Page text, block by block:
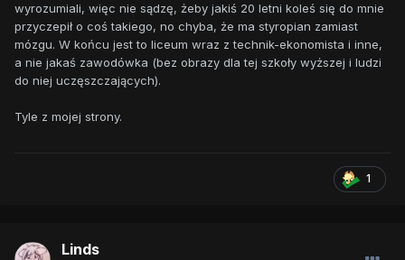
wyrozumiali, więc nie sądzę, żeby jakiś 20 letni koleś się do mnie
przyczepił o coś takiego, no chyba, że ma styropian zamiast
mózgu. W końcu jest to liceum wraz z technik-ekonomista i inne,
a nie jakaś zawodówka (bez obrazy dla tej szkoły wyższej i ludzi
do niej uczęszczających).
Tyle z mojej strony.
1
Linds